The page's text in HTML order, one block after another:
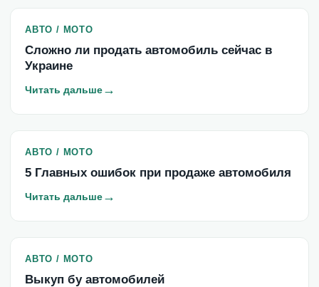
АВТО / МОТО
Сложно ли продать автомобиль сейчас в
Украине
Читать дальше→
АВТО / МОТО
5 Главных ошибок при продаже автомобиля
Читать дальше→
АВТО / МОТО
Выкуп бу автомобилей